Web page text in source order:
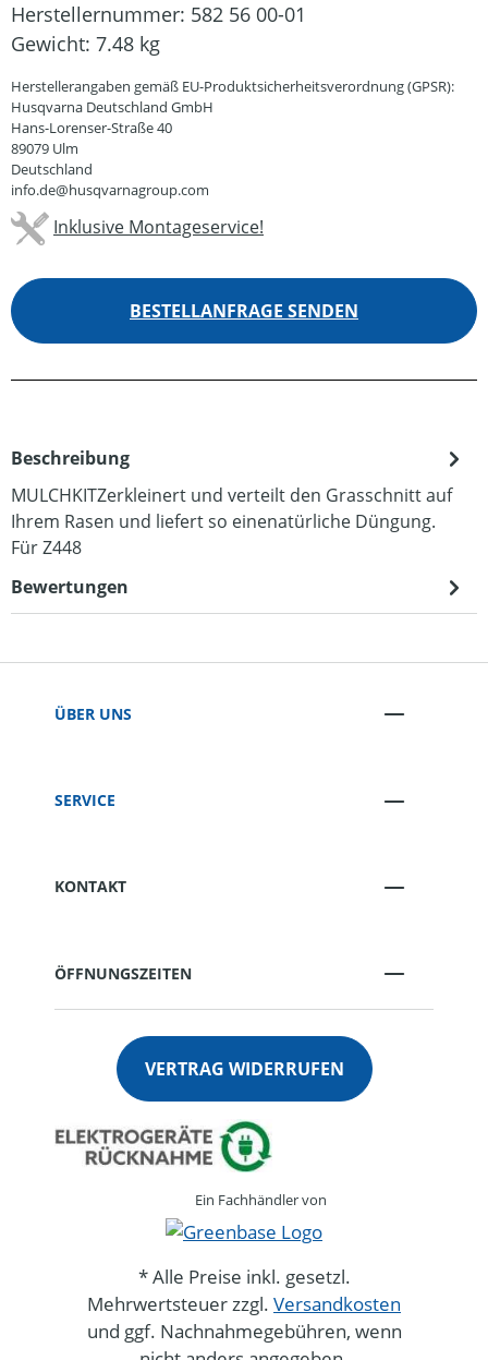
Herstellernummer: 582 56 00-01
Gewicht: 7.48 kg
Herstellerangaben gemäß EU-Produktsicherheitsverordnung (GPSR):
Husqvarna Deutschland GmbH
Hans-Lorenser-Straße 40
89079 Ulm
Deutschland
info.de@husqvarnagroup.com
Inklusive Montageservice!
BESTELLANFRAGE SENDEN
Beschreibung
MULCHKITZerkleinert und verteilt den Grasschnitt auf
Ihrem Rasen und liefert so einenatürliche Düngung.
Für Z448
Bewertungen
ÜBER UNS
SERVICE
KONTAKT
ÖFFNUNGSZEITEN
VERTRAG WIDERRUFEN
Ein Fachhändler von
* Alle Preise inkl. gesetzl.
Mehrwertsteuer zzgl. Versandkosten
und ggf. Nachnahmegebühren, wenn